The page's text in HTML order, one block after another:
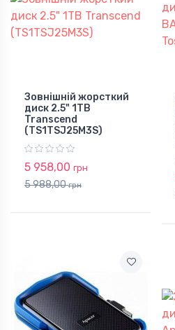
Зовнішній жорсткий
диск 2.5" 1TB
Transcend
(TS1TSJ25M3S)
5 958,00 грн
5 988,00грн